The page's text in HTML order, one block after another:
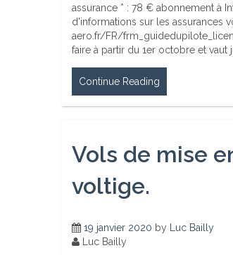
assurance * : 78 € abonnement à
d'informations sur les assurances
aero.fr/FR/
faire à partir du 1er octobre et vaut
Continue Reading
Vols de mise
voltige.
19 janvier 2020 by
Luc Bailly
Luc Bailly